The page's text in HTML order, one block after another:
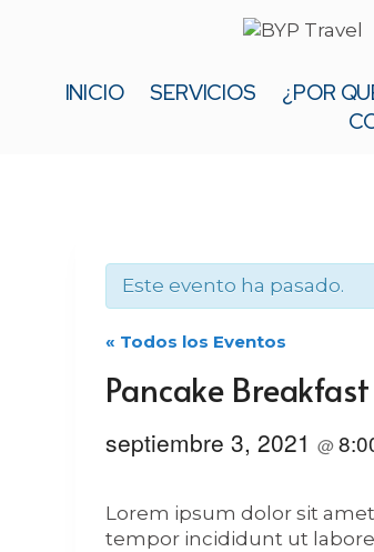
INICIO SERVICIOS ¿POR
Este evento ha pasado.
« Todos los Eventos
Pancake Breakfast
septiembre 3, 2021 @
Lorem ipsum dolor sit
tempor incididunt ut